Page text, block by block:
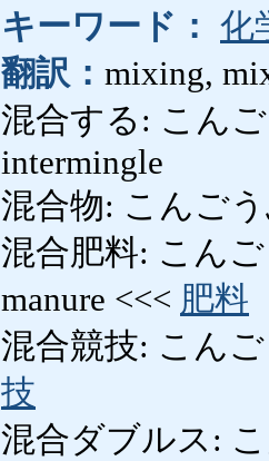
キーワード： 化
翻訳： mixing,
混合する: こん
intermingle
混合物: こんご
混合肥料: こんご
manure <<< 肥料
混合競技: こん
技
混合ダブルス: